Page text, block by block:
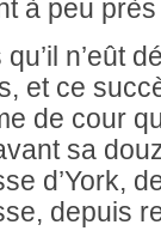
à peu
qu’il n’eût
et ce
de cour
sa
d’York,
depuis